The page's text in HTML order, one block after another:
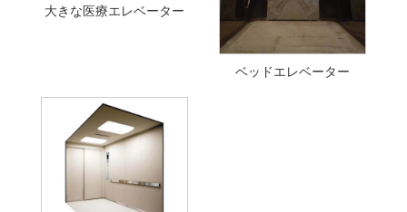
大きな医療エレベーター
ベッドエレベーター